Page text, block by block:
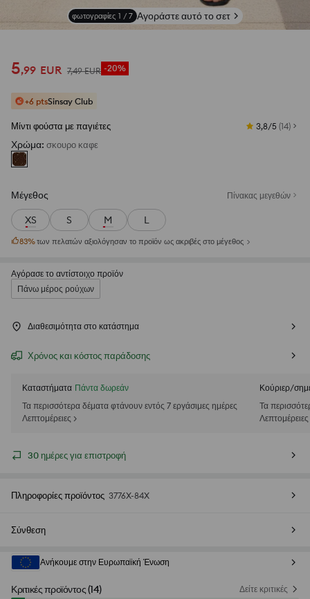
φωτογραφίες 1 / 7 Αγοράστε αυτό το σετ
5,99 EUR 7,49 EUR -20%
+6 ptsSinsay Club
Μίντι φούστα με παγιέτες 3,8/5 (14)
Χρώμα: σκουρο καφε
Μέγεθος Πίνακας μεγεθών
XS S M L
83%των πελατών αξιολόγησαν το προϊόν ως ακριβές στο μέγεθος
Αγόρασε το αντίστοιχο προϊόν
Πάνω μέρος ρούχων
Διαθεσιμότητα στο κατάστημα
Χρόνος και κόστος παράδοσης
Καταστήματα Πάντα δωρεάν
Τα περισσότερα δέματα φτάνουν εντός 7 εργάσιμες ημέρες
Λεπτομέρειες >
Κούριερ/
Τα
Λεπτομέρειες
30 ημέρες για επιστροφή
Πληροφορίες προϊόντος 3776X-84X
Σύνθεση
Ανήκουμε στην Ευρωπαϊκή Ένωση
Κριτικές προϊόντος(14) Δείτε κριτικές